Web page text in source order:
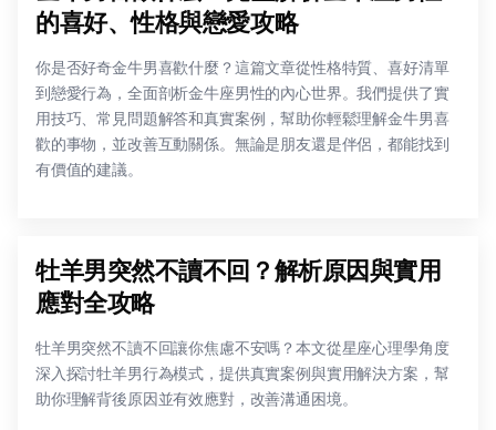
的喜好、性格與戀愛攻略
你是否好奇金牛男喜歡什麼？這篇文章從性格特質、喜好清單
到戀愛行為，全面剖析金牛座男性的內心世界。我們提供了實
用技巧、常見問題解答和真實案例，幫助你輕鬆理解金牛男喜
歡的事物，並改善互動關係。無論是朋友還是伴侶，都能找到
有價值的建議。
牡羊男突然不讀不回？解析原因與實用
應對全攻略
牡羊男突然不讀不回讓你焦慮不安嗎？本文從星座心理學角度
深入探討牡羊男行為模式，提供真實案例與實用解決方案，幫
助你理解背後原因並有效應對，改善溝通困境。